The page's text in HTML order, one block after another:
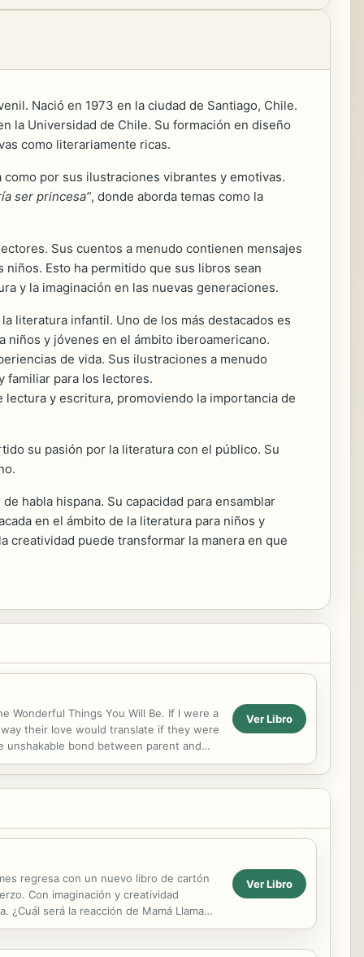
Nació en 1973 en la ciudad de Santiago, Chile.
la Universidad de Chile. Su formación en diseño
como literariamente ricas.
por sus ilustraciones vibrantes y emotivas.
ser princesa”, donde aborda temas como la
Sus cuentos a menudo contienen mensajes
Esto ha permitido que sus libros sean
y la imaginación en las nuevas generaciones.
literatura infantil. Uno de los más destacados es
niños y jóvenes en el ámbito iberoamericano.
de vida. Sus ilustraciones a menudo
familiar para los lectores.
y escritura, promoviendo la importancia de
su pasión por la literatura con el público. Su
habla hispana. Su capacidad para ensamblar
en el ámbito de la literatura para niños y
creatividad puede transformar la manera en que
Wonderful Things You Will Be. If I were a
their love would translate if they were
unshakable bond between parent and
Ver Libro
regresa con un nuevo libro de cartón
Con imaginación y creatividad
¿Cuál será la reacción de Mamá Llama
Ver Libro